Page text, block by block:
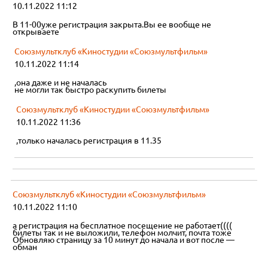
10.11.2022 11:12
В 11-00уже регистрация закрыта.Вы ее вообще не
открываете
Союзмультклуб «Киностудии «Союзмультфильм»
10.11.2022 11:14
,она даже и не началась
не могли так быстро раскупить билеты
Союзмультклуб «Киностудии «Союзмультфильм»
10.11.2022 11:36
,только началась регистрация в 11.35
Союзмультклуб «Киностудии «Союзмультфильм»
10.11.2022 11:10
а регистрация на бесплатное посещение не работает((((
билеты так и не выложили, телефон молчит, почта тоже
Обновляю страницу за 10 минут до начала и вот после —
обман